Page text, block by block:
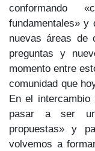
conformando
fundamentales» y
nuevas áreas de
preguntas y
momento entre
comunidad que
En el
pasar a ser
propuestas» y
volvemos a